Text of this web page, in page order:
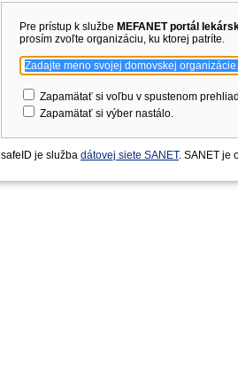
Pre prístup k službe MEFANET portál
prosím zvoľte organizáciu, ku ktorej patríte.
Zapamätať si voľbu v spustenom
Zapamätať si výber nastálo.
safeID je služba dátovej siete SANET. SANET je